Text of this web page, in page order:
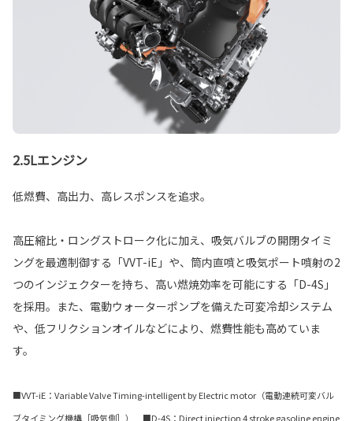
2.5Lエンジン
低燃費、高出力、高レスポンスを追求。
高圧縮比・ロングストローク化に加え、吸気バルブの開閉タイミ
ングを最適制御する「VVT-iE」や、筒内直噴と吸気ポート噴射の2
つのインジェクターを持ち、高い燃焼効率を可能にする「D-4S」
を採用。また、電動ウォーターポンプを備えた可変冷却システム
や、低フリクションオイルなどにより、燃費性能も高めていま
す。
■VVT-iE：Variable Valve Timing-intelligent by Electric motor（電動連続可変バル
ブタイミング機構［吸気側］） ■D-4S：Direct injection 4 stroke gasoline engine